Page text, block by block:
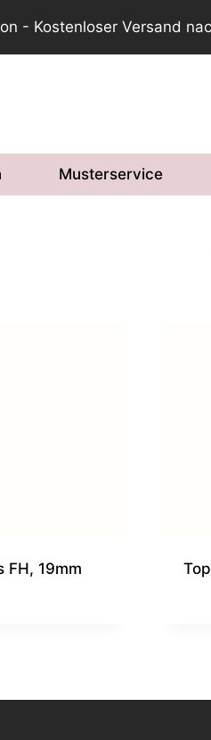
- Kostenloser Versand
Musterservice
FH, 19mm